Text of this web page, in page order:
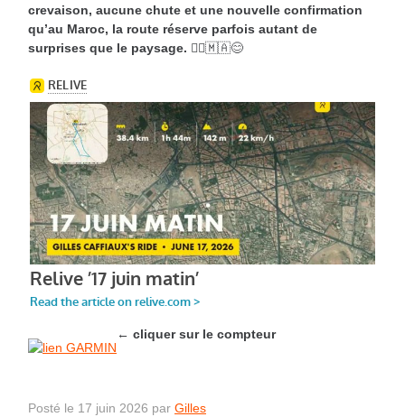
crevaison, aucune chute et une nouvelle confirmation
qu’au Maroc, la route réserve parfois autant de
surprises que le paysage. 🚴‍♂️🇲🇦😊
← cliquer sur le compteur
Posté le 17 juin 2026 par Gilles